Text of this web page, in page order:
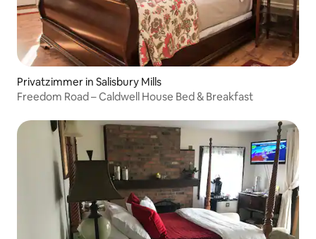
Privatzimmer in Salisbury Mills
Freedom Road – Caldwell House Bed & Breakfast